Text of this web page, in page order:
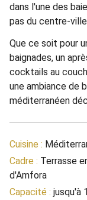
dans l'une des
pas du centre-
Que ce soit pour
baignades, un
cocktails au
une ambiance de
méditerranéen
Cuisine :
Cadre : Terrasse
d'Amfora
Capacité : jusqu'à